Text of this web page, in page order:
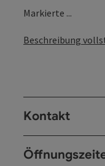
Markierte ...
Beschreibung
Kontakt